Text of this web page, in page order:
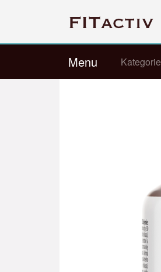
Menu Kategorie